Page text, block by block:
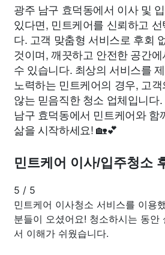
광주 남구 효덕동에서 이사 및
있다면, 민트케어를 신뢰하고
다. 고객 맞춤형 서비스로 후회
것이며, 깨끗하고 안전한 공간
수 있습니다. 최상의 서비스를
노력하는 민트케어의 경우, 고
않는 믿음직한 청소 업체입니다
남구 효덕동에서 민트케어와 함
삶을 시작하세요! 🏡💕
민트케어 이사/입주청소
5 / 5
민트케어 이사청소 서비스를 이용
분들이 오셨어요! 청소하시는 동안
서 이해가 쉬웠습니다.